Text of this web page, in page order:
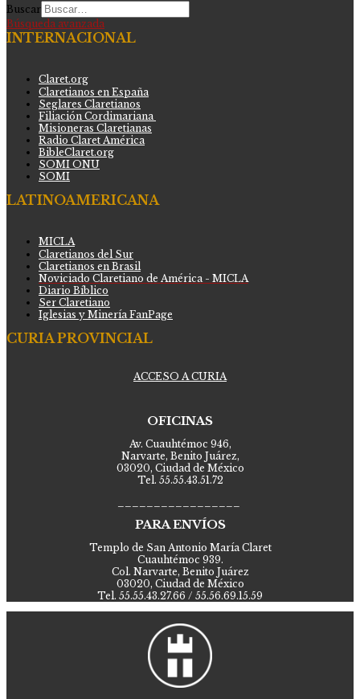
Buscar
Búsqueda avanzada
INTERNACIONAL
Claret.org
Claretianos en España
Seglares Claretianos
Filiación Cordimariana
Misioneras Claretianas
Radio Claret América
BibleClaret.org
SOMI ONU
SOMI
LATINOAMERICANA
MICLA
Claretianos del Sur
Claretianos en Brasil
Noviciado Claretiano de América - MICLA
Diario Bíblico
Ser Claretiano
Iglesias y Minería FanPage
CURIA PROVINCIAL
ACCESO A CURIA
OFICINAS
Av. Cuauhtémoc 946,
Narvarte, Benito Juárez,
03020, Ciudad de México
Tel. 55.55.43.51.72
PARA ENVÍOS
Templo de San Antonio María Claret
Cuauhtémoc 939.
Col. Narvarte, Benito Juárez
03020, Ciudad de México
Tel. 55.55.43.27.66 / 55.56.69.15.59